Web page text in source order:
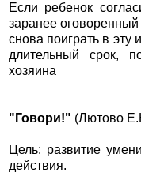
Если ребенок
заранее
снова поиграть в эту
длительный срок,
хозяина
"Говори!" (Лютово
Цель: развитие
действия.